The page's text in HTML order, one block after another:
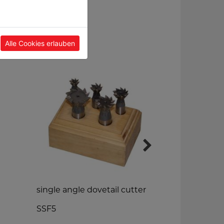
single angle dovetail cutter
SSF5
Alle Cookies erlauben